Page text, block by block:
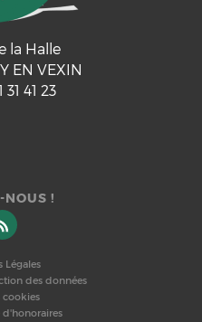
la Halle
EN VEXIN
31 41 23
NOUS !
Légales
des données
cookies
d'honoraires